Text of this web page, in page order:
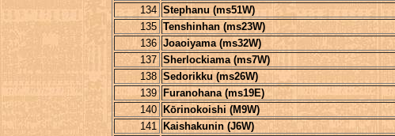
134 Stephanu (ms51W)
135 Tenshinhan (ms23W)
136 Joaoiyama (ms32W)
137 Sherlockiama (ms7W)
138 Sedorikku (ms26W)
139
Furanohana (ms19E)
140
Kōrinokoishi (M9W)
141
Kaishakunin (J6W)